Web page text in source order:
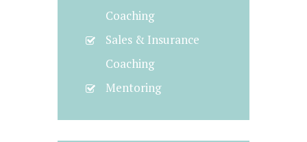
Coaching
Sales & Insurance
Coaching
Mentoring